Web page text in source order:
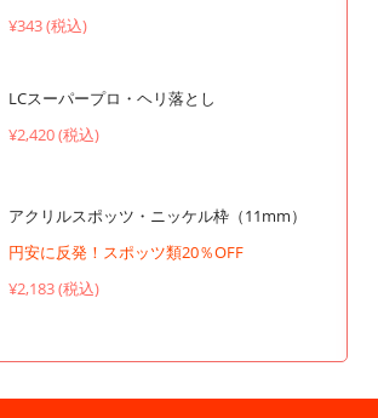
¥343 (税込)
LCスーパープロ・ヘリ落とし
¥2,420 (税込)
アクリルスポッツ・ニッケル枠（11mm）
円安に反発！スポッツ類20％OFF
¥2,183 (税込)